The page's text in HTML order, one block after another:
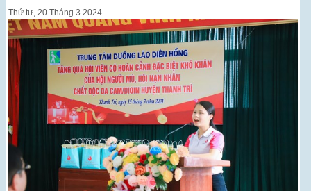
Thứ tư, 20 Tháng 3 2024